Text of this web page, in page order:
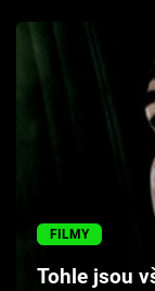
Filmy
Cool Esport
Pořady
FILMY
Tohle jsou